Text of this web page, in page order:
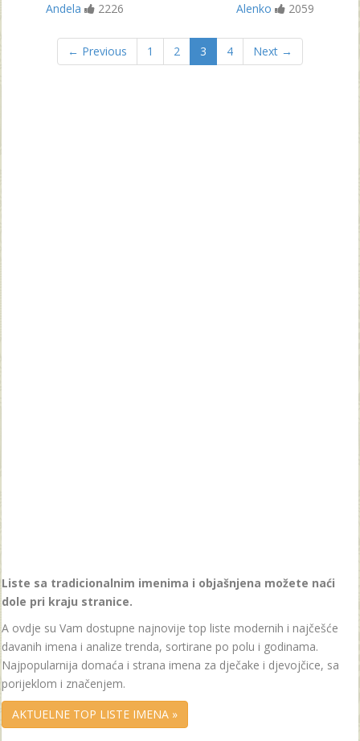
Andela
2226 Alenko 2059
← Previous 1 2 3 4 Next →
Liste sa tradicionalnim imenima i objašnjena možete naći
dole pri kraju stranice.
A ovdje su Vam dostupne najnovije top liste modernih i najčešće
davanih imena i analize trenda, sortirane po polu i godinama.
Najpopularnija domaća i strana imena za dječake i djevojčice, sa
porijeklom i značenjem.
AKTUELNE TOP LISTE IMENA »